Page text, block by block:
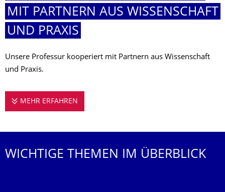
MIT PARTNERN AUS WISSENSCHAFT
UND PRAXIS
Unsere Professur kooperiert mit Partnern aus Wissenschaft
und Praxis.
MEHR ERFAHREN
WICHTIGE THEMEN IM ÜBERBLICK